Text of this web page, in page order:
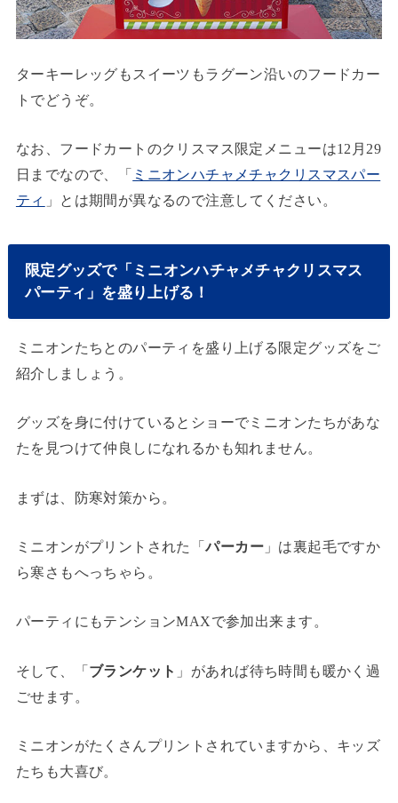
ターキーレッグもスイーツもラグーン沿いのフードカー
トでどうぞ。
なお、フードカートのクリスマス限定メニューは12月29
日までなので、「 ミニオンハチャメチャクリスマスパー
ティ 」とは期間が異なるので注意してください。
限定グッズで「ミニオンハチャメチャクリスマス
パーティ」を盛り上げる！
ミニオンたちとのパーティを盛り上げる限定グッズをご
紹介しましょう。
グッズを身に付けているとショーでミニオンたちがあな
たを見つけて仲良しになれるかも知れません。
まずは、防寒対策から。
ミニオンがプリントされた「パーカー」は裏起毛ですか
ら寒さもへっちゃら。
パーティにもテンションMAXで参加出来ます。
そして、「ブランケット 」があれば待ち時間も暖かく過
ごせます。
ミニオンがたくさんプリントされていますから、キッズ
たちも大喜び。